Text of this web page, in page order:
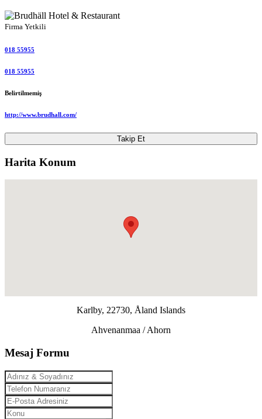
Firma Yetkili
018 55955
018 55955
Belirtilmemiş
http://www.brudhall.com/
Takip Et
Harita Konum
Karlby, 22730, Åland Islands
Ahvenanmaa / Ahorn
Mesaj Formu